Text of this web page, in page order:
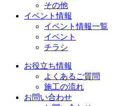
その他
イベント情報
イベント情報一覧
イベント
チラシ
お役立ち情報
よくあるご質問
施工の流れ
お問い合わせ